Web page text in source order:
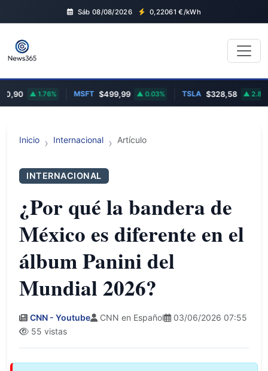
Sáb 08/08/2026 0,22061 €/kWh
1.76% MSFT $499,99 0.03% TSLA $328,58 2.83%
Inicio Internacional Artículo
INTERNACIONAL
¿Por qué la bandera de
México es diferente en el
álbum Panini del
Mundial 2026?
CNN - Youtube CNN en Español
03/06/2026 07:55
55 vistas